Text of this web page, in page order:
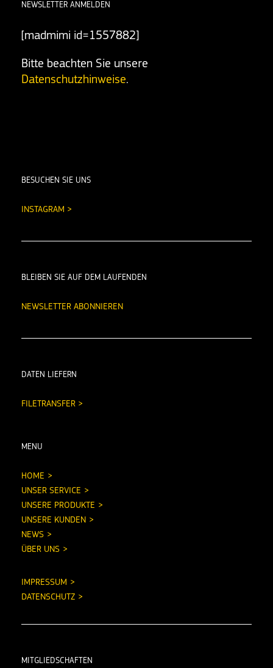
NEWSLETTER ANMELDEN
[madmimi id=1557882]
Bitte beachten Sie unsere
Datenschutzhinweise.
BESUCHEN SIE UNS
INSTAGRAM >
BLEIBEN SIE AUF DEM LAUFENDEN
NEWSLETTER ABONNIEREN
DATEN LIEFERN
FILETRANSFER >
MENU
HOME
UNSER SERVICE
UNSERE PRODUKTE
UNSERE KUNDEN
NEWS
ÜBER UNS
IMPRESSUM
DATENSCHUTZ
MITGLIEDSCHAFTEN